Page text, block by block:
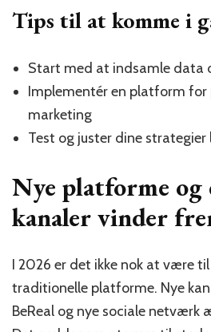
Tips til at komme i
Start med at indsamle data
Implementér en platform for
marketing
Test og juster dine strategier
Nye platforme og
kanaler vinder
I 2026 er det ikke nok at være
traditionelle platforme. Nye
BeReal og nye sociale netværk